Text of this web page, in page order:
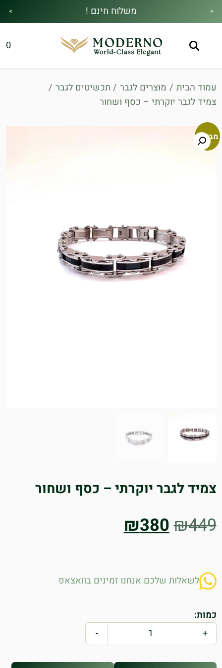
< משלוח חינם !
מתנה מיוחדת בכל בקנייה !
הנחה!בהקשת קוד קופון👇
>
0
עמוד הבית / מוצרים לגבר / תכשיטים לגבר /
צמיד לגבר יוקרתי – כסף ושחור
מבצע!
צמיד לגבר יוקרתי – כסף ושחור
₪449
המחיר
היה:
₪449.
₪380
המחיר
₪380.
לשאלות שלכם אנחנו זמינים בוואצאפ
כמות:
+
-